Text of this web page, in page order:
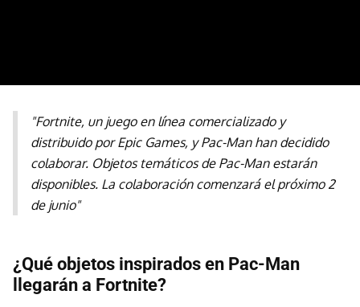
"Fortnite, un juego en línea comercializado y
distribuido por Epic Games, y Pac-Man han decidido
colaborar. Objetos temáticos de Pac-Man estarán
disponibles. La colaboración comenzará el próximo 2
de junio"
¿Qué objetos inspirados en Pac-Man
llegarán a Fortnite?